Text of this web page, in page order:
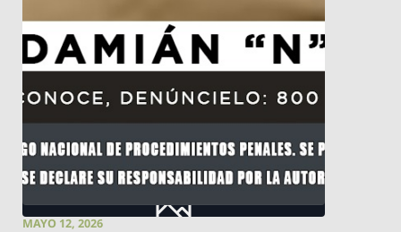
MAYO 12, 2026